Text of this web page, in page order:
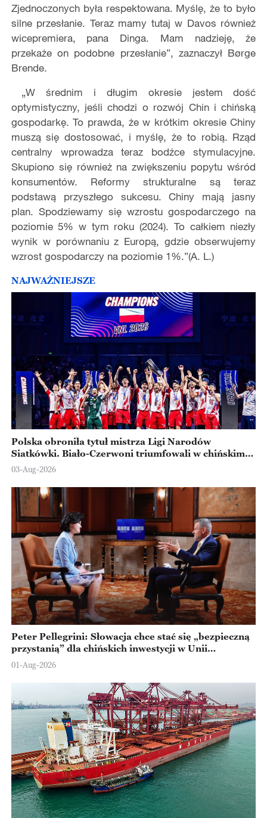
Zjednoczonych była respektowana. Myślę, że to było
silne przesłanie. Teraz mamy tutaj w Davos również
wicepremiera, pana Dinga. Mam nadzieję, że
przekaże on podobne przesłanie”, zaznaczył Børge
Brende.
„W średnim i długim okresie jestem dość
optymistyczny, jeśli chodzi o rozwój Chin i chińską
gospodarkę. To prawda, że w krótkim okresie Chiny
muszą się dostosować, i myślę, że to robią. Rząd
centralny wprowadza teraz bodźce stymulacyjne.
Skupiono się również na zwiększeniu popytu wśród
konsumentów. Reformy strukturalne są teraz
podstawą przyszłego sukcesu. Chiny mają jasny
plan. Spodziewamy się wzrostu gospodarczego na
poziomie 5% w tym roku (2024). To całkiem niezły
wynik w porównaniu z Europą, gdzie obserwujemy
wzrost gospodarczy na poziomie 1%.”(A. L.)
NAJWAŻNIEJSZE
Polska obroniła tytuł mistrza Ligi Narodów
Siatkówki. Biało-Czerwoni triumfowali w chińskim
Ningbo
03-Aug-2026
Peter Pellegrini: Słowacja chce stać się „bezpieczną
przystanią” dla chińskich inwestycji w Unii
Europejskiej
01-Aug-2026